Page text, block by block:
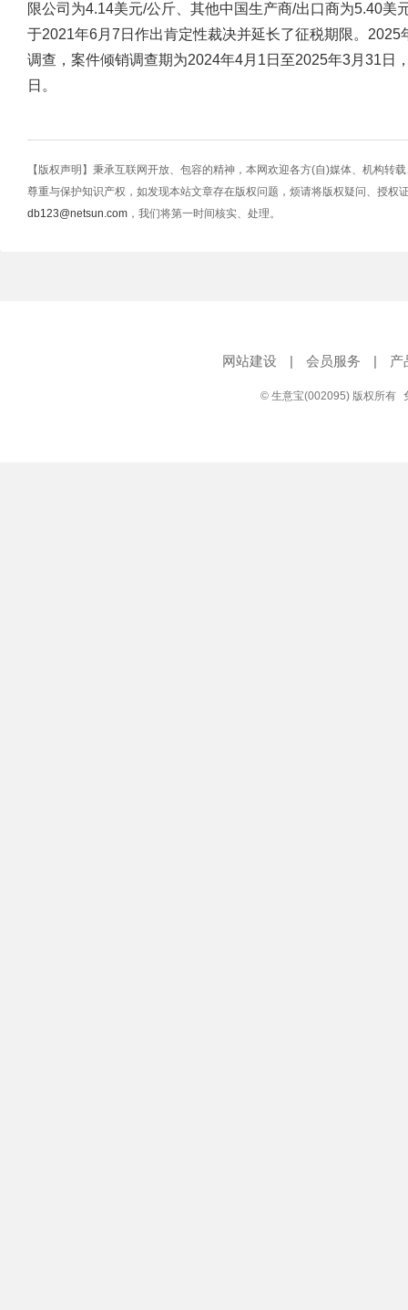
限公司为4.14美元/公斤、其他中国生产商/出口商为5.40美
于2021年6月7日作出肯定性裁决并延长了征税期限。
调查，案件倾销调查期为2024年4月1日至2025年3月31日
日。
【版权声明】秉承互联网开放、包容的精神，本网欢迎各方(自)媒体、机构转
尊重与保护知识产权，如发现本站文章存在版权问题，烦请将版权疑问、授权
db123@netsun.com ，我们将第一时间核实、处理。
网站建设 | 会员服务 | 产
© 生意宝(002095) 版权所有